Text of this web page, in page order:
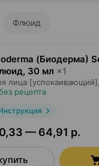
Флюид
(Биодерма)
, 30 мл ×1
лица [успокаивающий],
рецепта
— 64,91 р.